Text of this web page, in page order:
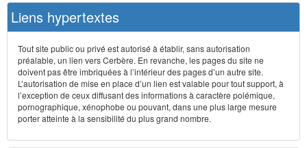
Liens hypertextes
Tout site public ou privé est autorisé à établir, sans autorisation
préalable, un lien vers Cerbère. En revanche, les pages du site ne
doivent pas être imbriquées à l’intérieur des pages d’un autre site.
L’autorisation de mise en place d’un lien est valable pour tout support, à
l’exception de ceux diffusant des informations à caractère polémique,
pornographique, xénophobe ou pouvant, dans une plus large mesure
porter atteinte à la sensibilité du plus grand nombre.